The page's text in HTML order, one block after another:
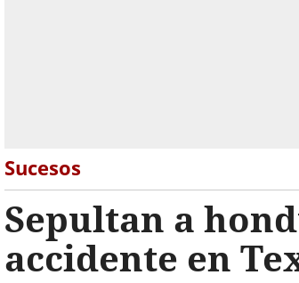
Sucesos
Sepultan a
accidente en